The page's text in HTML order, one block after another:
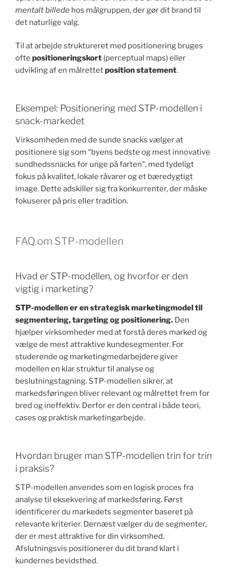
mentalt billede hos målgruppen, der gør dit brand til
det naturlige valg.
Til at arbejde struktureret med positionering bruges
ofte positioneringskort (perceptual maps) eller
udvikling af en målrettetposition statement.
Eksempel: Positionering med STP-modellen i
snack-markedet
Virksomheden med de sunde snacks vælger at
positionere sig som “byens bedste og mest innovative
sundhedssnacks for unge på farten”, med tydeligt
fokus på kvalitet, lokale råvarer og et bæredygtigt
image. Dette adskiller sig fra konkurrenter, der måske
fokuserer på pris eller tradition.
FAQ om STP-modellen
Hvad er STP-modellen, og hvorfor er den
vigtig i marketing?
STP-modellen er en strategisk marketingmodel til
segmentering, targeting og positionering. Den
hjælper virksomheder med at forstå deres marked og
vælge de mest attraktive kundesegmenter. For
studerende og marketingmedarbejdere giver
modellen en klar struktur til analyse og
beslutningstagning. STP-modellen sikrer, at
markedsføringen bliver relevant og målrettet frem for
bred og ineffektiv. Derfor er den central i både teori,
cases og praktisk marketingarbejde.
Hvordan bruger man STP-modellen trin for trin
i praksis?
STP-modellen anvendes som en logisk proces fra
analyse til eksekvering af markedsføring. Først
identificerer du markedets segmenter baseret på
relevante kriterier. Dernæst vælger du de segmenter,
der er mest attraktive for din virksomhed.
Afslutningsvis positionerer du dit brand klart i
kundernes bevidsthed.